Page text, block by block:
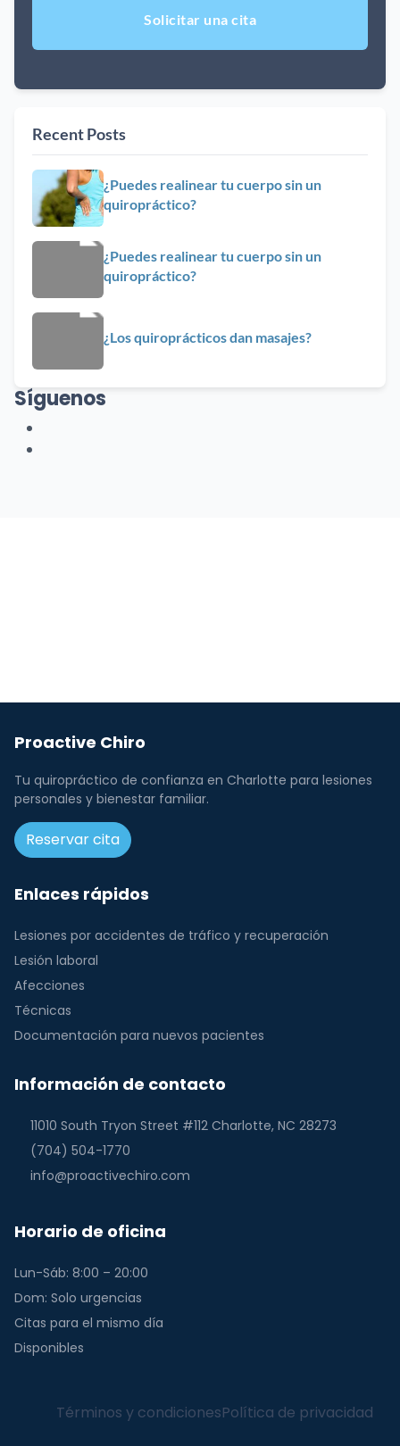
Recent Posts
¿Puedes realinear tu cuerpo sin un
quiropráctico?
¿Puedes realinear tu cuerpo sin un
quiropráctico?
¿Los quiroprácticos dan masajes?
Síguenos
Proactive Chiro
Tu quiropráctico de confianza en Charlotte para lesiones
personales y bienestar familiar.
Reservar cita
Enlaces rápidos
Lesiones por accidentes de tráfico y recuperación
Lesión laboral
Afecciones
Técnicas
Documentación para nuevos pacientes
Información de contacto
11010 South Tryon Street #112 Charlotte, NC 28273
(704) 504-1770
info@proactivechiro.com
Horario de oficina
Lun-Sáb: 8:00 – 20:00
Dom: Solo urgencias
Citas para el mismo día
Disponibles
Términos y condicionesPolítica de privacidad